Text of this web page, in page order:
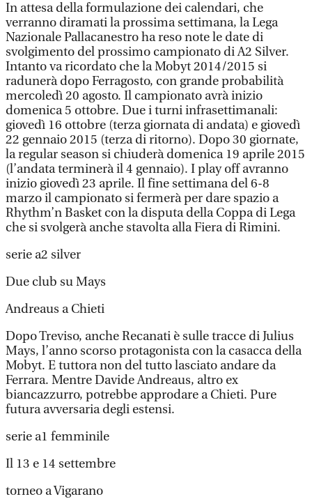
In attesa della formulazione dei calendari, che
verranno diramati la prossima settimana, la Lega
Nazionale Pallacanestro ha reso note le date di
svolgimento del prossimo campionato di A2 Silver.
Intanto va ricordato che la Mobyt 2014/2015 si
radunerà dopo Ferragosto, con grande probabilità
mercoledì 20 agosto. Il campionato avrà inizio
domenica 5 ottobre. Due i turni infrasettimanali:
giovedì 16 ottobre (terza giornata di andata) e giovedì
22 gennaio 2015 (terza di ritorno). Dopo 30 giornate,
la regular season si chiuderà domenica 19 aprile 2015
(l’andata terminerà il 4 gennaio). I play off avranno
inizio giovedì 23 aprile. Il fine settimana del 6-8
marzo il campionato si fermerà per dare spazio a
Rhythm’n Basket con la disputa della Coppa di Lega
che si svolgerà anche stavolta alla Fiera di Rimini.
serie a2 silver
Due club su Mays
Andreaus a Chieti
Dopo Treviso, anche Recanati è sulle tracce di Julius
Mays, l’anno scorso protagonista con la casacca della
Mobyt. E tuttora non del tutto lasciato andare da
Ferrara. Mentre Davide Andreaus, altro ex
biancazzurro, potrebbe approdare a Chieti. Pure
futura avversaria degli estensi.
serie a1 femminile
Il 13 e 14 settembre
torneo a Vigarano